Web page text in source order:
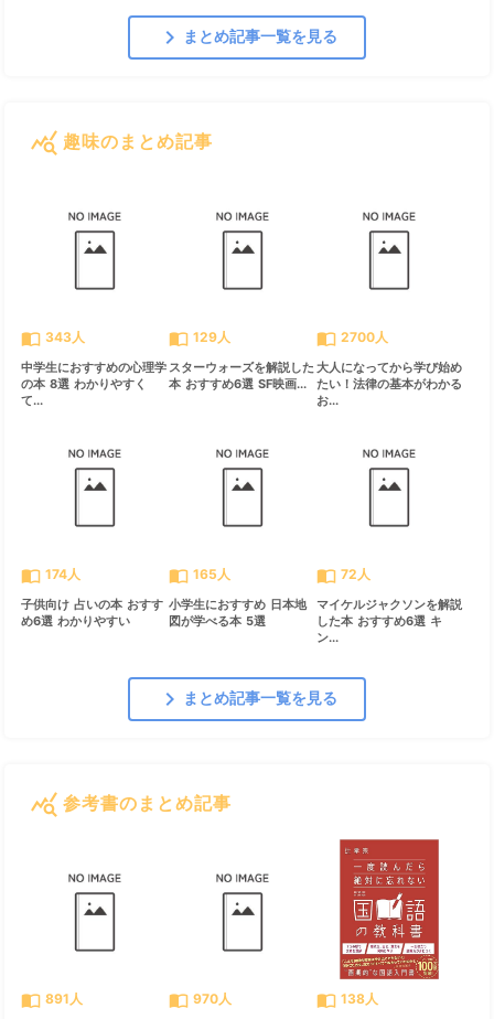
chevron_right まとめ記事一覧を見る
query_stats 趣味のまとめ記事
import_contacts 343人
中学生におすすめの心理学
の本 8選 わかりやすく
て...
import_contacts 129人
スターウォーズを解説した
本 おすすめ6選 SF映画...
import_contacts 2700人
大人になってから学び始め
たい！法律の基本がわかる
お...
import_contacts 174人
子供向け 占いの本 おすす
め6選 わかりやすい
import_contacts 165人
小学生におすすめ 日本地
図が学べる本 5選
import_contacts 72人
マイケルジャクソンを解説
した本 おすすめ6選 キ
ン...
chevron_right まとめ記事一覧を見る
query_stats 参考書のまとめ記事
import_contacts 891人 import_contacts 970人 import_contacts 138人